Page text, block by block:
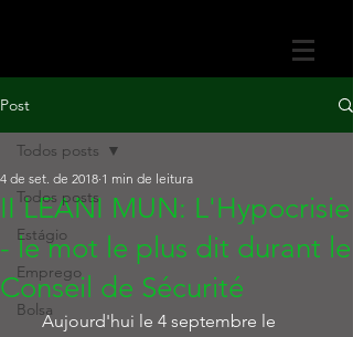
Post
Todos posts
Estágio
Emprego
Bolsa
Todos posts
II LEANI MUN: L'Hypocrisie
- le mot le plus dit durant le
Conseil de Sécurité
4 de set. de 2018 1 min de leitura
Aujourd'hui le 4 septembre le